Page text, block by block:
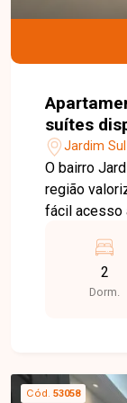
para morar
suítes
bairro
Jardim
O bairro
região
fácil acesso
farmácias
praticidade,
lavabo,
2
Dorm.
Cód. 53058